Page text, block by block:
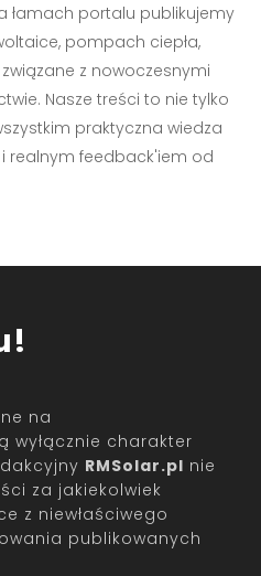
łamach portalu publikujemy
pompach ciepła,
z nowoczesnymi
Nasze treści to nie tylko
praktyczna wiedza
realnym feedback'iem od
na
wyłącznie charakter
RMSolar.pl nie
za jakiekolwiek
z niewłaściwego
publikowanych